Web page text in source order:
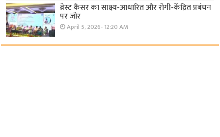
ब्रेस्ट कैंसर का साक्ष्य-आधारित और रोगी-केंद्रित प्रबंधन
पर जोर
April 5, 2026- 12:20 AM